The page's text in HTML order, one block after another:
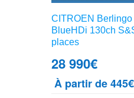
CITROEN Berlingo
BlueHDi 130ch
places
28 990€
À partir de